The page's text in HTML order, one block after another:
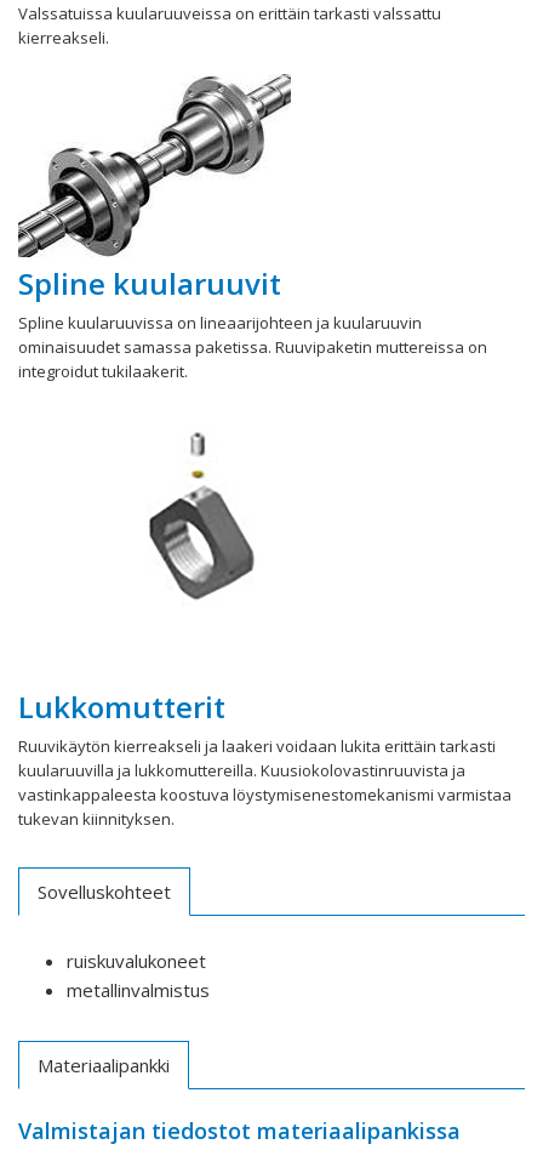
Valssatuissa kuularuuveissa on erittäin tarkasti valssattu
kierreakseli.
Spline kuularuuvit
Spline kuularuuvissa on lineaarijohteen ja kuularuuvin
ominaisuudet samassa paketissa. Ruuvipaketin muttereissa on
integroidut tukilaakerit.
Lukkomutterit
Ruuvikäytön kierreakseli ja laakeri voidaan lukita erittäin tarkasti
kuularuuvilla ja lukkomuttereilla. Kuusiokolovastinruuvista ja
vastinkappaleesta koostuva löystymisenestomekanismi varmistaa
tukevan kiinnityksen.
Sovelluskohteet
ruiskuvalukoneet
metallinvalmistus
Materiaalipankki
Valmistajan tiedostot materiaalipankissa